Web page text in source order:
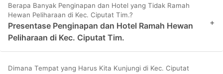
Berapa Banyak Penginapan dan Hotel yang Tidak Ramah
Hewan Peliharaan di Kec. Ciputat Tim.?
Presentase Penginapan dan Hotel Ramah Hewan
Peliharaan di Kec. Ciputat Tim.
+
Dimana Tempat yang Harus Kita Kunjungi di Kec. Ciputat